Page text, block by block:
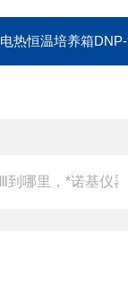
电热恒温培养箱DNP-